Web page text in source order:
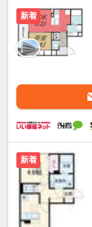
新着
新着